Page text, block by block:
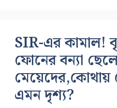
SIR-এর কামাল!
ফোনের বন্যা
মেয়েদের,কোথায়
এমন দৃশ্য?